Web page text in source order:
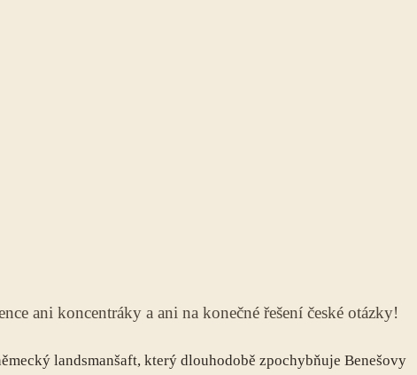
ani koncentráky a ani na konečné řešení české otázky!
landsmanšaft, který dlouhodobě zpochybňuje Benešovy